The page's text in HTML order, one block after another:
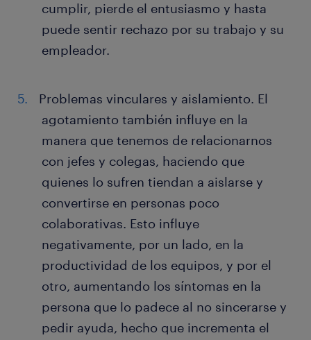
cumplir, pierde el entusiasmo y hasta
puede sentir rechazo por su trabajo y su
empleador.
Problemas vinculares y aislamiento. El
agotamiento también influye en la
manera que tenemos de relacionarnos
con jefes y colegas, haciendo que
quienes lo sufren tiendan a aislarse y
convertirse en personas poco
colaborativas. Esto influye
negativamente, por un lado, en la
productividad de los equipos, y por el
otro, aumentando los síntomas en la
persona que lo padece al no sincerarse y
pedir ayuda, hecho que incrementa el